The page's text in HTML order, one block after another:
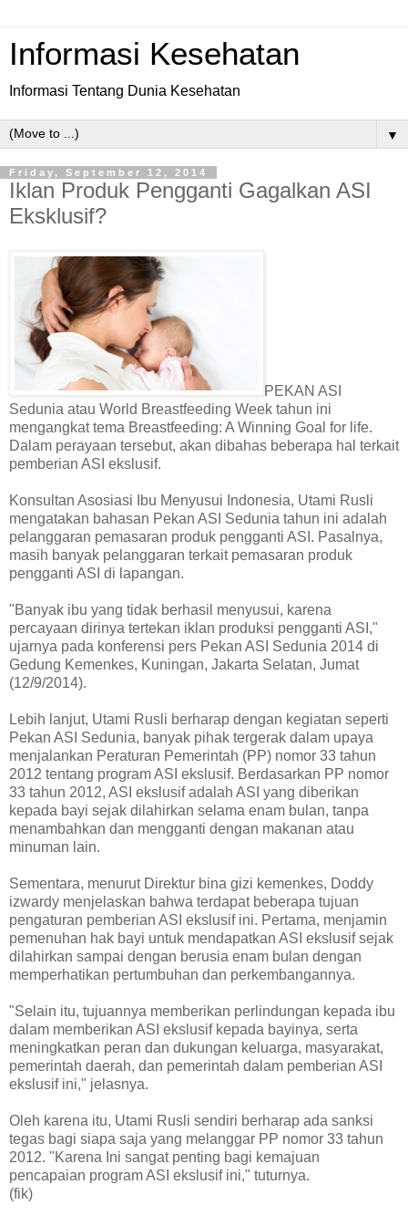
Informasi Kesehatan
Informasi Tentang Dunia Kesehatan
▼
Friday, September 12, 2014
Iklan Produk Pengganti Gagalkan ASI
Eksklusif?
PEKAN ASI
Sedunia atau World Breastfeeding Week tahun ini
mengangkat tema Breastfeeding: A Winning Goal for life.
Dalam perayaan tersebut, akan dibahas beberapa hal terkait
pemberian ASI ekslusif.
Konsultan Asosiasi Ibu Menyusui Indonesia, Utami Rusli
mengatakan bahasan Pekan ASI Sedunia tahun ini adalah
pelanggaran pemasaran produk pengganti ASI. Pasalnya,
masih banyak pelanggaran terkait pemasaran produk
pengganti ASI di lapangan.
"Banyak ibu yang tidak berhasil menyusui, karena
percayaan dirinya tertekan iklan produksi pengganti ASI,"
ujarnya pada konferensi pers Pekan ASI Sedunia 2014 di
Gedung Kemenkes, Kuningan, Jakarta Selatan, Jumat
(12/9/2014).
Lebih lanjut, Utami Rusli berharap dengan kegiatan seperti
Pekan ASI Sedunia, banyak pihak tergerak dalam upaya
menjalankan Peraturan Pemerintah (PP) nomor 33 tahun
2012 tentang program ASI ekslusif. Berdasarkan PP nomor
33 tahun 2012, ASI ekslusif adalah ASI yang diberikan
kepada bayi sejak dilahirkan selama enam bulan, tanpa
menambahkan dan mengganti dengan makanan atau
minuman lain.
Sementara, menurut Direktur bina gizi kemenkes, Doddy
izwardy menjelaskan bahwa terdapat beberapa tujuan
pengaturan pemberian ASI ekslusif ini. Pertama, menjamin
pemenuhan hak bayi untuk mendapatkan ASI ekslusif sejak
dilahirkan sampai dengan berusia enam bulan dengan
memperhatikan pertumbuhan dan perkembangannya.
"Selain itu, tujuannya memberikan perlindungan kepada ibu
dalam memberikan ASI ekslusif kepada bayinya, serta
meningkatkan peran dan dukungan keluarga, masyarakat,
pemerintah daerah, dan pemerintah dalam pemberian ASI
ekslusif ini," jelasnya.
Oleh karena itu, Utami Rusli sendiri berharap ada sanksi
tegas bagi siapa saja yang melanggar PP nomor 33 tahun
2012. "Karena Ini sangat penting bagi kemajuan
pencapaian program ASI ekslusif ini," tuturnya.
(fik)